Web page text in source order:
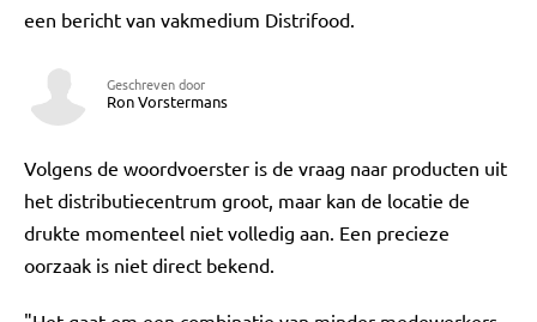
een bericht van vakmedium Distrifood.
Geschreven door
Ron Vorstermans
Volgens de woordvoerster is de vraag naar producten uit
het distributiecentrum groot, maar kan de locatie de
drukte momenteel niet volledig aan. Een precieze
oorzaak is niet direct bekend.